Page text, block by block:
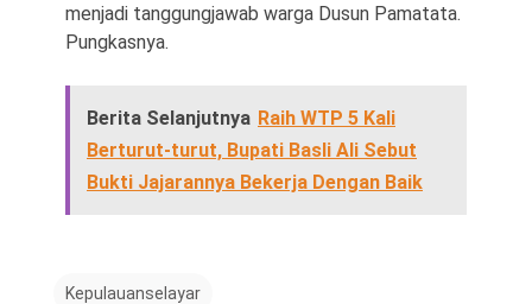
menjadi tanggungjawab warga Dusun Pamatata.
Pungkasnya.
Berita Selanjutnya Raih WTP 5 Kali
Berturut-turut, Bupati Basli Ali Sebut
Bukti Jajarannya Bekerja Dengan Baik
Kepulauanselayar